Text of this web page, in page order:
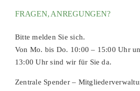
FRAGEN, ANREGUNGEN?
Bitte melden Sie sich.
Von Mo. bis Do. 10:00 – 15:00 Uhr
13:00 Uhr sind wir für Sie da.
Zentrale Spender –